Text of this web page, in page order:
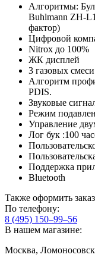
Алгоритмы:
Buhlmann ZH-
фактор)
Цифровой
Nitrox до 100%
ЖК дисплей
3 газовых смеси
Алгоритм
PDIS.
Звуковые
Режим
Управление
Лог бук :100
Поддержка
Bluetooth
Также оформить
По телефону:
8 (495) 150–99–56
В нашем магазине:
Москва,